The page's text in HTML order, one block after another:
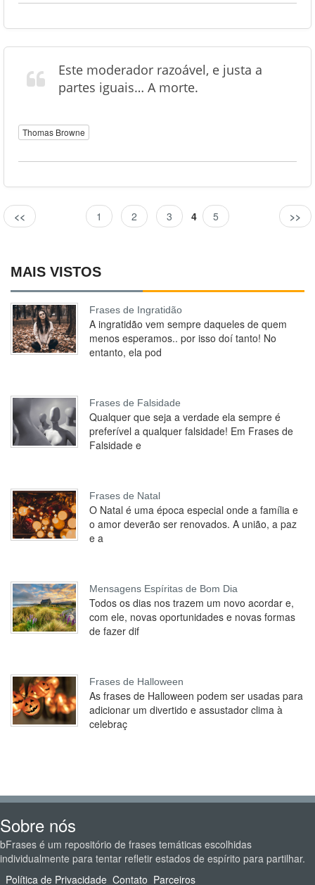
Este moderador razoável, e justa a
partes iguais… A morte.
Thomas Browne
<< 1 2 3 4 5 >>
MAIS VISTOS
Frases de Ingratidão
A ingratidão vem sempre daqueles de quem
menos esperamos.. por isso doí tanto! No
entanto, ela pod
Frases de Falsidade
Qualquer que seja a verdade ela sempre é
preferível a qualquer falsidade! Em Frases de
Falsidade e
Frases de Natal
O Natal é uma época especial onde a família e
o amor deverão ser renovados. A união, a paz
e a
Mensagens Espíritas de Bom Dia
Todos os dias nos trazem um novo acordar e,
com ele, novas oportunidades e novas formas
de fazer dif
Frases de Halloween
As frases de Halloween podem ser usadas para
adicionar um divertido e assustador clima à
celebraç
Sobre nós
bFrases é um repositório de frases temáticas escolhidas
individualmente para tentar refletir estados de espírito para partilhar.
Política de Privacidade Contato Parceiros